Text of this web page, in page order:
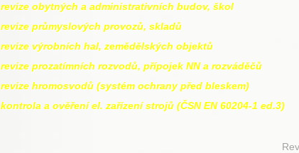
revize obytných a administrativních budov, škol
revize průmyslových provozů, skladů
revize výrobních hal, zemědělských objektů
revize prozatímních rozvodů, přípojek NN a rozváděčů
revize hromosvodů (systém ochrany před bleskem)
kontrola a ověření el. zařízení strojů (ČSN EN 60204-1 ed.3)